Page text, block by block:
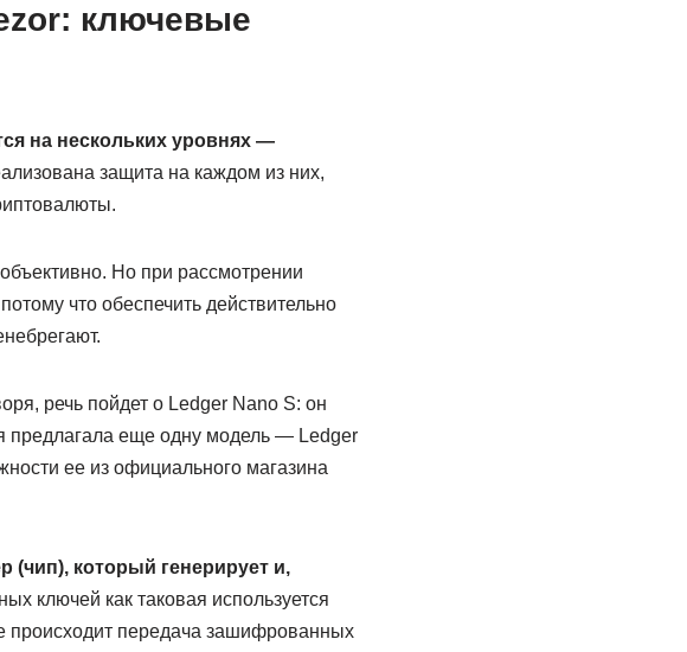
ключевые
на нескольких уровнях —
защита на каждом из них,
Но при рассмотрении
что обеспечить действительно
речь пойдет о Ledger Nano S: он
предлагала еще одну модель — Ledger
ее из официального магазина
который генерирует и,
ключей как таковая используется
происходит передача зашифрованных